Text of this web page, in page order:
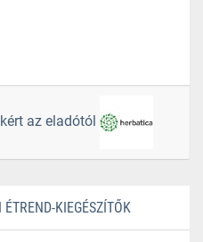
az eladótól
KIEGÉSZÍTŐK